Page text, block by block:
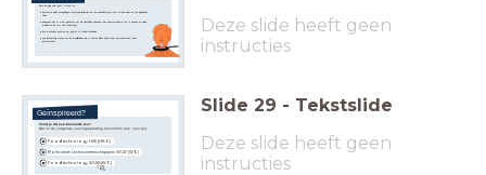
Deze les ging over geur. Je kunt nu:
benoemen welke verbindingen verantwoordelijk zijn voor de specifieke geur van rottend vlees en van gebakken
vlees.
aangeven wat er moet gebeuren om de specifieke vleesgeur aan vleesvervangers toe te voegen en welke
problemen dit met zich meebrengt.
drie methoden noemen om geuren te (onder)scheiden.
een inschatting maken van de moeilijkheden die er komen kijken bij het doen van onderzoek (naar
geuraroma's)
Deze slide heeft geen
instructies
Geïnspireerd?
Vond je dit een boeiende les?
Dan is de volgende vervolgopleiding misschien iets voor jou:
Moleculaire Levenswetenschappen WUR (WO)
Food technology WUR (WO)
Food technology HAS (HBO)
Slide 29 - Tekstslide
Deze slide heeft geen
instructies